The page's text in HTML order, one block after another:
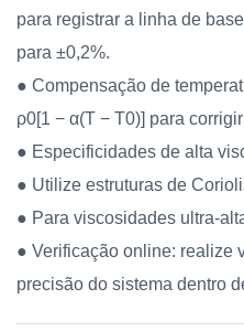
para registrar a linha de
para ±0,2%.
● Compensação de
ρ0[1 − α(T − T0)] para
● Especificidades de alta
● Utilize estruturas de
● Para viscosidades ultra-
● Verificação online: realize
precisão do sistema dentro